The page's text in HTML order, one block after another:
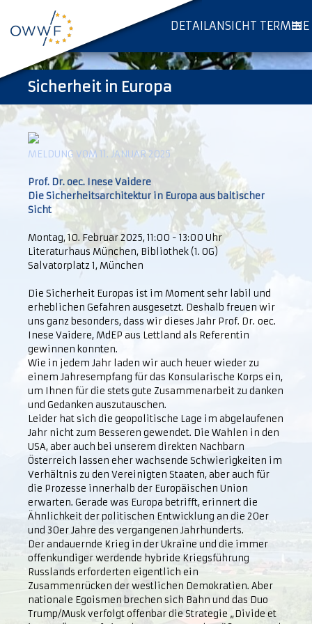
DETAILANSICHT TERMINE
Sicherheit in Europa
MELDUNG VOM 11. JANUAR 2025
Prof. Dr. oec. Inese Vaidere
Die Sicherheitsarchitektur in Europa aus baltischer
Sicht
Montag, 10. Februar 2025, 11:00 - 13:00 Uhr
Literaturhaus München, Bibliothek (1. OG)
Salvatorplatz 1, München
Die Sicherheit Europas ist im Moment sehr labil und
erheblichen Gefahren ausgesetzt. Deshalb freuen wir
uns ganz besonders, dass wir dieses Jahr Prof. Dr. oec.
Inese Vaidere, MdEP aus Lettland als Referentin
gewinnen konnten.
Wie in jedem Jahr laden wir auch heuer wieder zu
einem Jahresempfang für das Konsularische Korps ein,
um Ihnen für die stets gute Zusammenarbeit zu danken
und Gedanken auszutauschen.
Leider hat sich die geopolitische Lage im abgelaufenen
Jahr nicht zum Besseren gewendet. Die Wahlen in den
USA, aber auch bei unserem direkten Nachbarn
Österreich lassen eher wachsende Schwierigkeiten im
Verhältnis zu den Vereinigten Staaten, aber auch für
die Prozesse innerhalb der Europäischen Union
erwarten. Gerade was Europa betrifft, erinnert die
Ähnlichkeit der politischen Entwicklung an die 20er
und 30er Jahre des vergangenen Jahrhunderts.
Der andauernde Krieg in der Ukraine und die immer
offenkundiger werdende hybride Kriegsführung
Russlands erforderten eigentlich ein
Zusammenrücken der westlichen Demokratien. Aber
nationale Egoismen brechen sich Bahn und das Duo
Trump/Musk verfolgt offenbar die Strategie „Divide et